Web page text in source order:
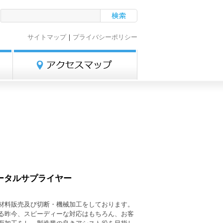
サイトマップ｜ プライバシーポリシー
タルサプライヤー
販売及び切断・機械加工をしております。
昨今、スピーディーな対応はもちろん、お客